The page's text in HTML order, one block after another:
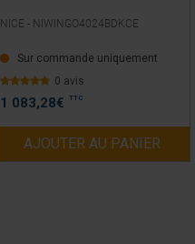
NICE - NIWINGO4024BDKCE
Sur commande uniquement
0 avis
1 083,28€ TTC
AJOUTER AU PANIER